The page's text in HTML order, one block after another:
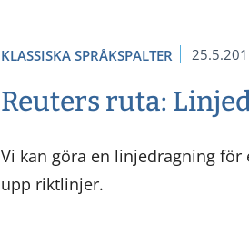
KLASSISKA SPRÅKSPALTER
Reuters ruta:
Vi kan göra en linjedragning
upp riktlinjer.